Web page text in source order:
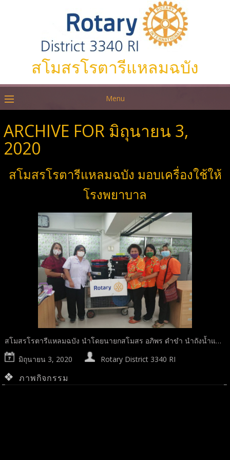
สโมสรโรตารีแหลมฉบัง
Menu
ARCHIVE FOR มิถุนายน 3,
2020
สโมสรโรตารีแหลมฉบัง มอบเครื่องใช้ให้
โรงพยาบาล
สโมสรโรตารีแหลมฉบัง นำโดยนายกสโมสร อภิพร ดำขำ นำถังน้ำแ…
มิถุนายน 3, 2020
Rotary District 3340 RI
ภาพกิจกรรม